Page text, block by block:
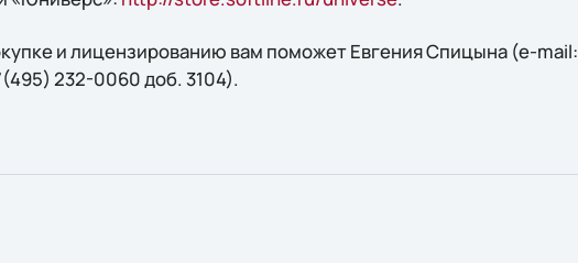
и лицензированию вам поможет Евгения Спицына (e-mail:
232-0060 доб. 3104).